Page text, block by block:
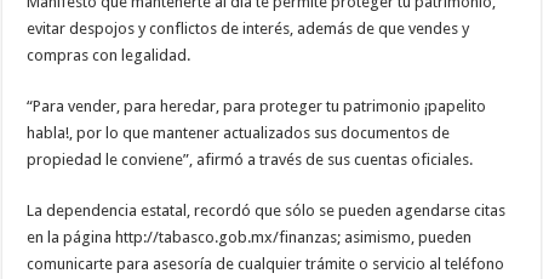
evitar despojos y conflictos de interés, además de que vendes y
compras con legalidad.
“Para vender, para heredar, para proteger tu patrimonio ¡papelito
habla!, por lo que mantener actualizados sus documentos de
propiedad le conviene”, afirmó a través de sus cuentas oficiales.
La dependencia estatal, recordó que sólo se pueden agendarse citas
en la página http://tabasco.gob.mx/finanzas; asimismo, pueden
comunicarte para asesoría de cualquier trámite o servicio al teléfono